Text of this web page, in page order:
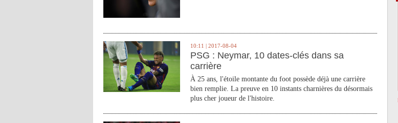
10:11 | 2017-08-04
PSG : Neymar, 10 dates-clés dans sa
carrière
À 25 ans, l'étoile montante du foot possède déjà une carrière
bien remplie. La preuve en 10 instants charnières du désormais
plus cher joueur de l'histoire.